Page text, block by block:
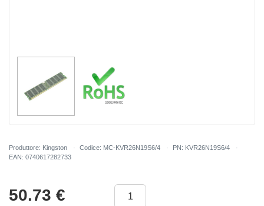
Produttore: Kingston Codice: MC-KVR26N19S6/4
PN: KVR26N19S6/4
EAN: 0740617282733
50.73 €